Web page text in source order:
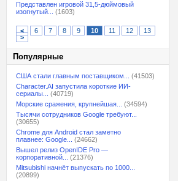
Представлен игровой 31,5-дюймовый
изогнутый...
(1603)
< 6 7 8 9 10 11 12
13
>
Популярные
США стали главным поставщиком...
(41503)
Character.AI запустила короткие ИИ-
сериалы...
(40719)
Морские сражения, крупнейшая...
(34594)
Тысячи сотрудников Google требуют...
(30655)
Chrome для Android стал заметно
плавнее: Google...
(24662)
Вышел релиз OpenIDE Pro —
корпоративной...
(21376)
Mitsubishi начнёт выпускать по 1000...
(20899)